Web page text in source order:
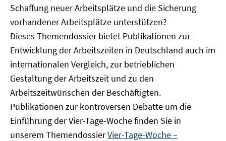
Schaffung neuer Arbeitsplätze und die Sicherung
vorhandener Arbeitsplätze unterstützen?
Dieses Themendossier bietet Publikationen zur
Entwicklung der Arbeitszeiten in Deutschland auch im
internationalen Vergleich, zur betrieblichen
Gestaltung der Arbeitszeit und zu den
Arbeitszeitwünschen der Beschäftigten.
Publikationen zur kontroversen Debatte um die
Einführung der Vier-Tage-Woche finden Sie in
unserem ThemendossierVier-Tage-Woche –